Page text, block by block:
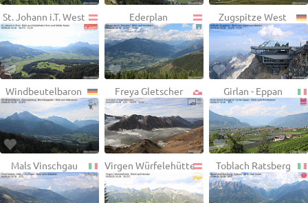
St. Johann i.T. West Ederplan Zugspitze West
Windbeutelbaron Freya Gletscher Girlan - Eppan
Mals Vinschgau Virgen Würfelehütte Toblach Ratsberg